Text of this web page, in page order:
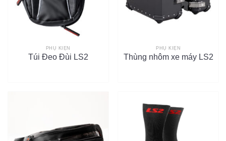
PHỤ KIỆN
Túi Đeo Đùi LS2
PHỤ KIỆN
Thùng nhôm xe máy LS2